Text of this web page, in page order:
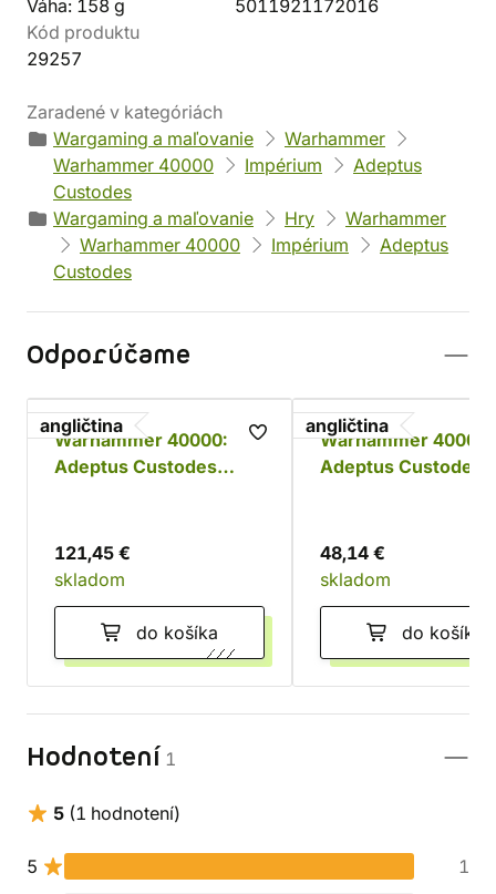
Váha: 158 g
5011921172016
Kód produktu
29257
Zaradené v kategóriách
Wargaming a maľovanie
Warhammer
Warhammer 40000
Impérium
Adeptus
Custodes
Wargaming a maľovanie
Hry
Warhammer
Warhammer 40000
Impérium
Adeptus
Custodes
Odporúčame
angličtina
Warhammer 40000:
Adeptus Custodes
121,45 €
skladom
do košíka
angličtina
Warhammer 40000:
Adeptus Custodes
48,14 €
skladom
do košíka
Hodnotení 1
5 (1 hodnotení)
5
1